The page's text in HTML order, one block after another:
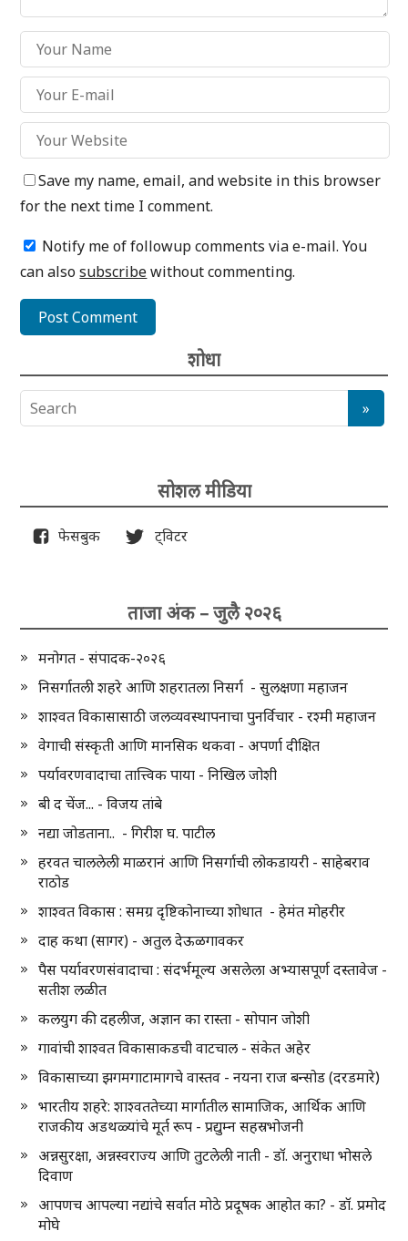
Save my name, email, and website in this browser
for the next time I comment.
Notify me of followup comments via e-mail. You
can alsosubscribewithout commenting.
शोधा
सोशल मीडिया
फेसबुक ट्विटर
ताजा अंक – जुलै २०२६
मनोगत - संपादक-२०२६
निसर्गातली शहरे आणि शहरातला निसर्ग - सुलक्षणा महाजन
शाश्वत विकासासाठी जलव्यवस्थापनाचा पुनर्विचार - रश्मी महाजन
वेगाची संस्कृती आणि मानसिक थकवा - अपर्णा दीक्षित
पर्यावरणवादाचा तात्त्विक पाया - निखिल जोशी
बी द चेंज... - विजय तांबे
नद्या जोडताना.. - गिरीश घ. पाटील
हरवत चाललेली माळरानं आणि निसर्गाची लोकडायरी - साहेबराव
राठोड
शाश्वत विकास : समग्र दृष्टिकोनाच्या शोधात - हेमंत मोहरीर
दाह कथा (सागर) - अतुल देऊळगावकर
पैस पर्यावरणसंवादाचा : संदर्भमूल्य असलेला अभ्यासपूर्ण दस्तावेज -
सतीश लळीत
कलयुग की दहलीज, अज्ञान का रास्ता - सोपान जोशी
गावांची शाश्वत विकासाकडची वाटचाल - संकेत अहेर
विकासाच्या झगमगाटामागचे वास्तव - नयना राज बन्सोड (दरडमारे)
भारतीय शहरे: शाश्वततेच्या मार्गातील सामाजिक, आर्थिक आणि
राजकीय अडथळ्यांचे मूर्त रूप - प्रद्युम्न सहस्रभोजनी
अन्नसुरक्षा, अन्नस्वराज्य आणि तुटलेली नाती - डॉ. अनुराधा भोसले
दिवाण
आपणच आपल्या नद्यांचे सर्वात मोठे प्रदूषक आहोत का? - डॉ. प्रमोद
मोघे